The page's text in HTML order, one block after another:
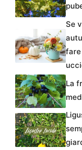
Se
La